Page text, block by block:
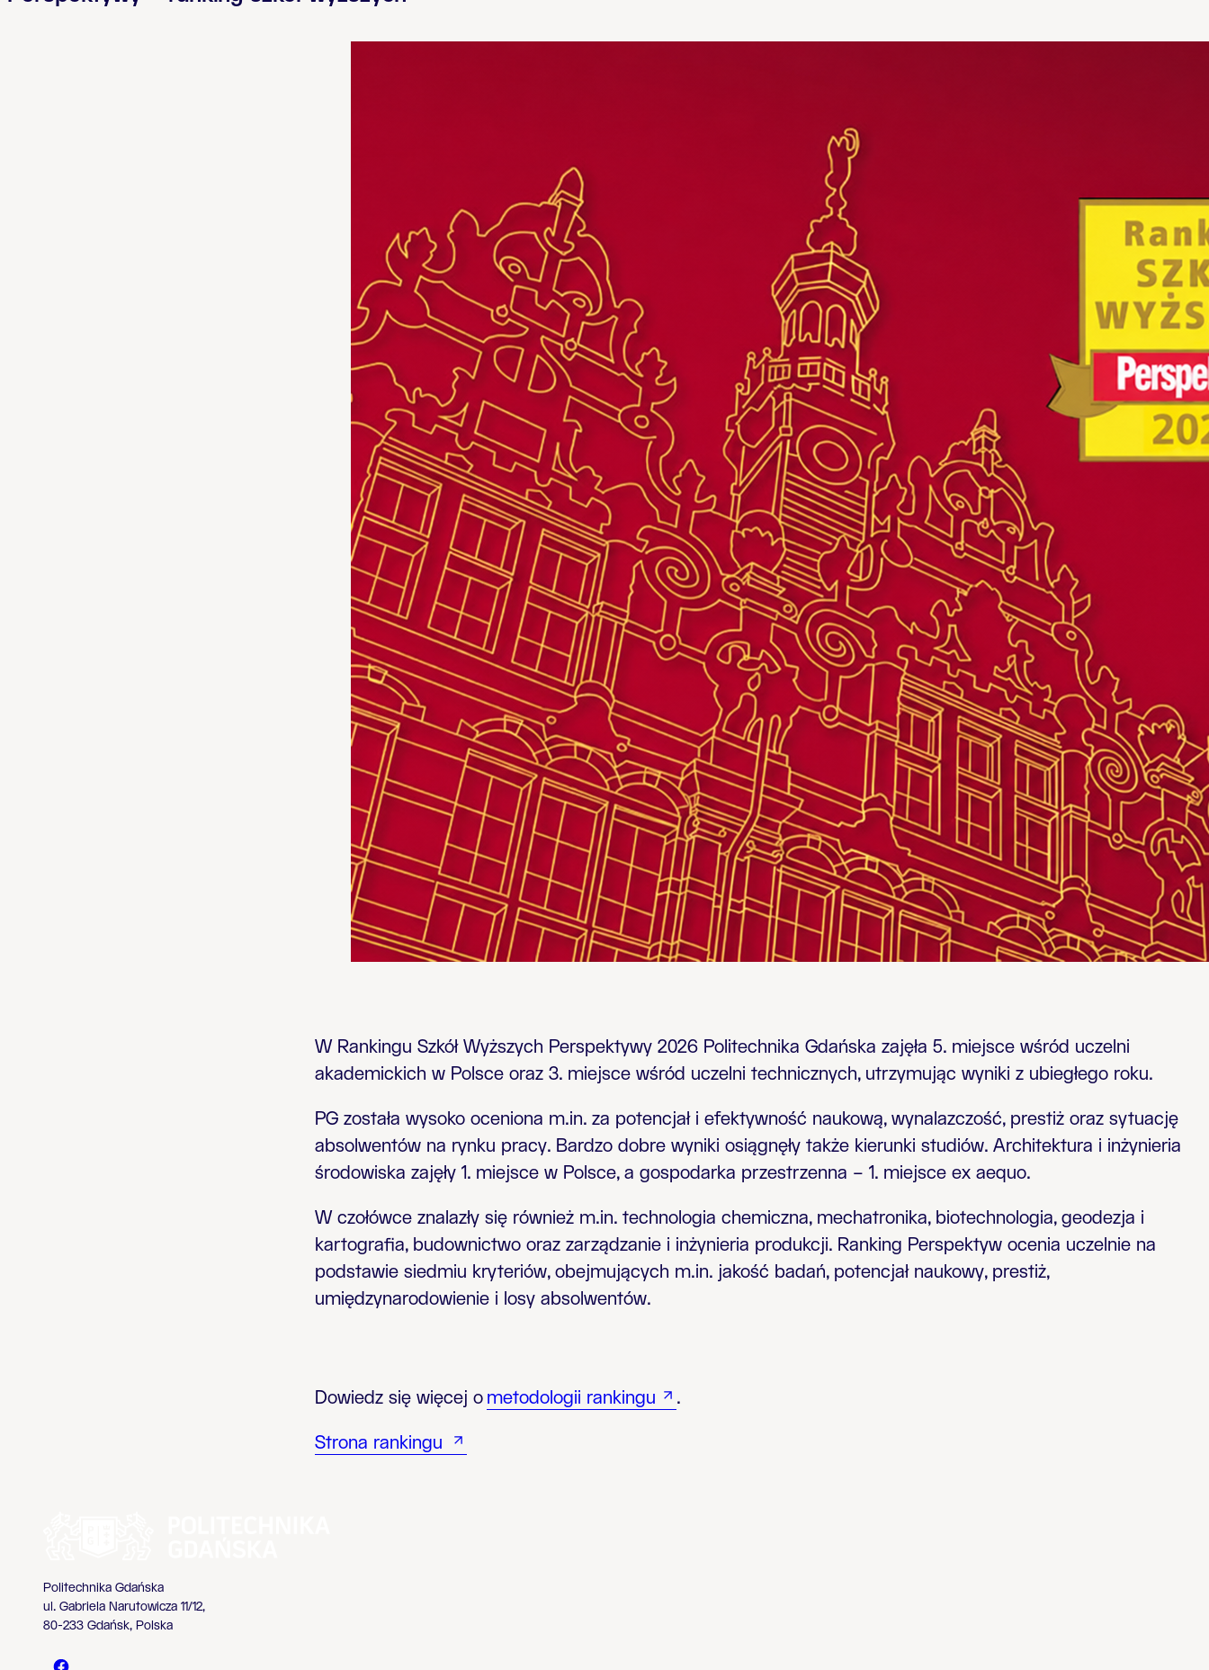
W Rankingu Szkół Wyższych Perspektywy 2026 Politechnika Gdańska zajęła 5. miejsce wśród uczelni
akademickich w Polsce oraz 3. miejsce wśród uczelni technicznych, utrzymując wyniki z ubiegłego roku.
PG została wysoko oceniona m.in. za potencjał i efektywność naukową, wynalazczość, prestiż oraz sytuację
absolwentów na rynku pracy. Bardzo dobre wyniki osiągnęły także kierunki studiów. Architektura i inżynieria
środowiska zajęły 1. miejsce w Polsce, a gospodarka przestrzenna – 1. miejsce ex aequo.
W czołówce znalazły się również m.in. technologia chemiczna, mechatronika, biotechnologia, geodezja i
kartografia, budownictwo oraz zarządzanie i inżynieria produkcji. Ranking Perspektyw ocenia uczelnie na
podstawie siedmiu kryteriów, obejmujących m.in. jakość badań, potencjał naukowy, prestiż,
umiędzynarodowienie i losy absolwentów.
Dowiedz się więcej o metodologii rankingu
.
Strona rankingu
Politechnika Gdańska
ul. Gabriela Narutowicza 11/12,
80-233 Gdańsk, Polska